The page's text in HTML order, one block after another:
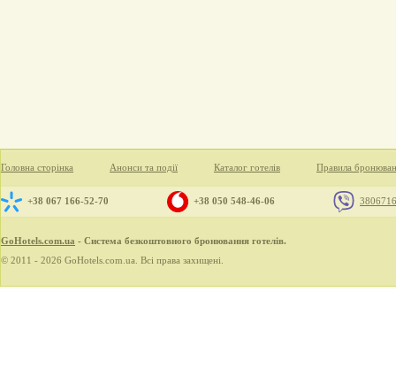
Головна сторінка Анонси та події Каталог готелів Правила
+38 067 166-52-70 +38 050 548-46-06
GoHotels.com.ua - Система безкоштовного бронювання готелів.
© 2011 - 2026 GoHotels.com.ua. Всі права захищені.